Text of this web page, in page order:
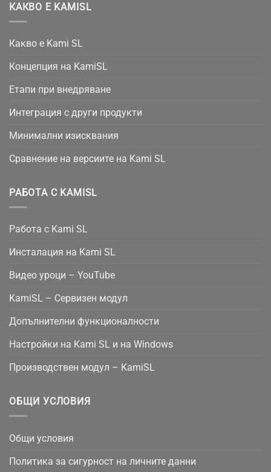
КАКВО Е KAMISL
Какво е Kami SL
Концепция на KamiSL
Етапи при внедряване
Интеграция с други продукти
Минимални изисквания
Сравнение на версиите на Kami SL
РАБОТА С KAMISL
Работа с Kami SL
Инсталация на Kami SL
Видео уроци – YouTube
KamiSL – Сервизен модул
Допълнителни функционалности
Настройки на Kami SL и на Windows
Производствен модул – KamiSL
ОБЩИ УСЛОВИЯ
Общи условия
Политика за сигурност на личните данни